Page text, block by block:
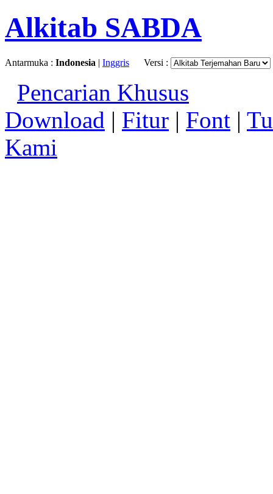
Alkitab SABDA
Antarmuka : Indonesia | Inggris Versi :
Pencarian Khusus
Download | Fitur | Font |
Kami